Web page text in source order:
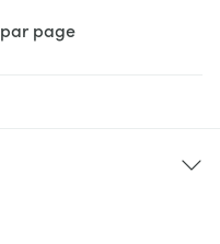
par page